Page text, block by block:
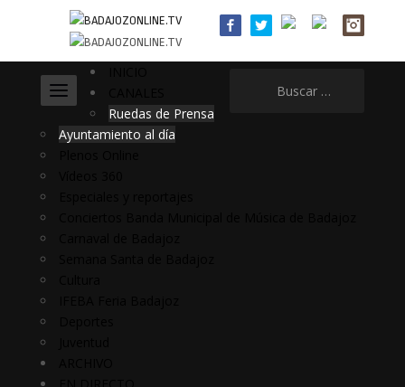
Ruedas de Prensa
Ayuntamiento al día